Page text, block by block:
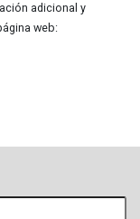
adicional y
web: